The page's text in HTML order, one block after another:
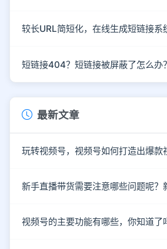
较长URL简短化，在线生成短链接系
短链接404？短链接被屏蔽了怎么办？
最新文章
新手直播带货需要注意哪些问题呢？
视频号的主要功能有哪些，你知道了